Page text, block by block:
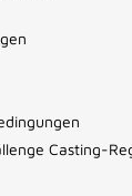
Casting-